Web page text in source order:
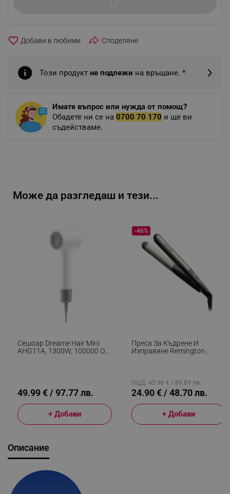
favorite_border Споделяне
Този продукт не подлежи на връщане. *
Имате въпрос или нужда от помощ?
Обадете ни се на 0700 70 170 и ще ви
съдействаме.
Може да разгледаш и тези...
Сешоар Dreame Hair Mini
AHG11A, 1300W, 100000 Об/
49.99 € / 97.77 лв.
+ Добави
Преса За Къдрене И
Изправяне Remington
Златист/черен
-46%
ПЦД: 45.96 € / 89.89 лв.
24.90 € / 48.70 лв.
+ Добави
Описание